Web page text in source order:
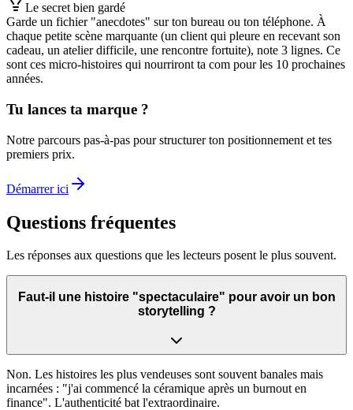
Le secret bien gardé
Garde un fichier "anecdotes" sur ton bureau ou ton téléphone. À
chaque petite scène marquante (un client qui pleure en recevant son
cadeau, un atelier difficile, une rencontre fortuite), note 3 lignes. Ce
sont ces micro-histoires qui nourriront ta com pour les 10 prochaines
années.
Tu lances ta marque ?
Notre parcours pas-à-pas pour structurer ton positionnement et tes
premiers prix.
Démarrer ici
Questions fréquentes
Les réponses aux questions que les lecteurs posent le plus souvent.
Faut-il une histoire "spectaculaire" pour avoir un bon
storytelling ?
Non. Les histoires les plus vendeuses sont souvent banales mais
incarnées : "j'ai commencé la céramique après un burnout en
finance". L'authenticité bat l'extraordinaire.